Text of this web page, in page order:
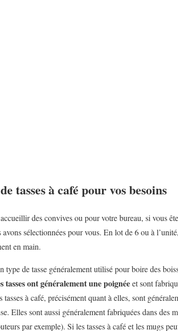
tasses à café pour vos besoins
des convives ou pour votre bureau, si vous
avons sélectionnées pour vous. En lot de 6 ou à
en main.
type de tasse généralement utilisé pour boire des
tasses ont généralement une poignéeet sont
à café, précisément quant à elles, sont
Elles sont aussi généralement fabriquées dans
par exemple). Si les tasses à café et les mugs